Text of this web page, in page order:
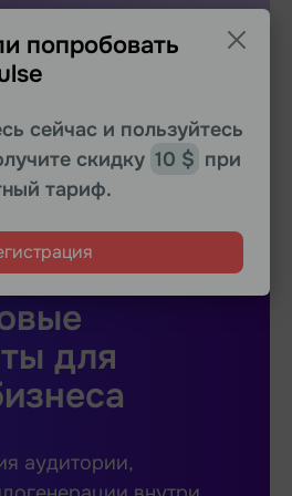
возможности
Регистрация
попробовать
сейчас и пользуйтесь
скидку 10 $ при
тариф.
для
аудитории,